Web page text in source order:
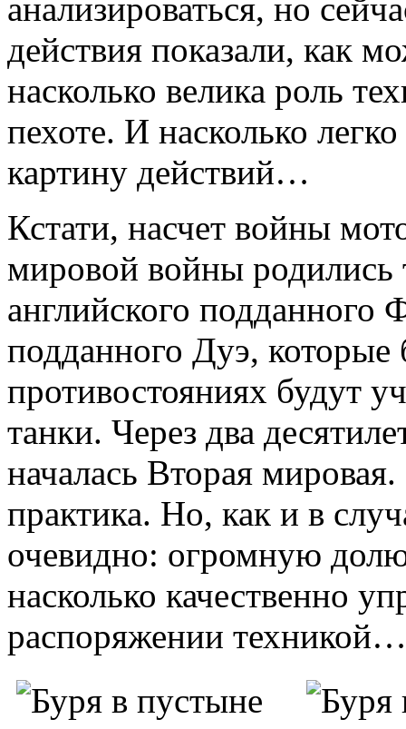
анализироваться, но
действия показали, как
насколько велика роль
пехоте. И насколько
картину действий…
Кстати, насчет войны
мировой войны
английского подданного
подданного Дуэ,
противостояниях будут
танки. Через два
началась Вторая
практика. Но, как и в
очевидно: огромную долю
насколько качественно
распоряжении техникой…